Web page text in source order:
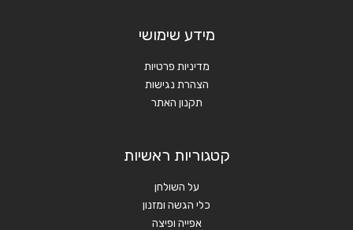
מידע שימושי
מדיניות פרטיות
הצהרת נגישות
תקנון האתר
קטגוריות ראשיות
על השולחן
כלי הגשה ומזנון
אפייה ופיצה